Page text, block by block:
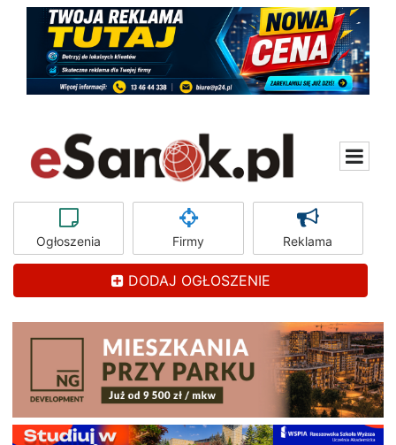
Ogłoszenia Firmy Reklama
DODAJ OGŁOSZENIE